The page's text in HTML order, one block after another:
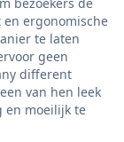
ergonomische
te laten
geen
different
van hen leek
en moeilijk te